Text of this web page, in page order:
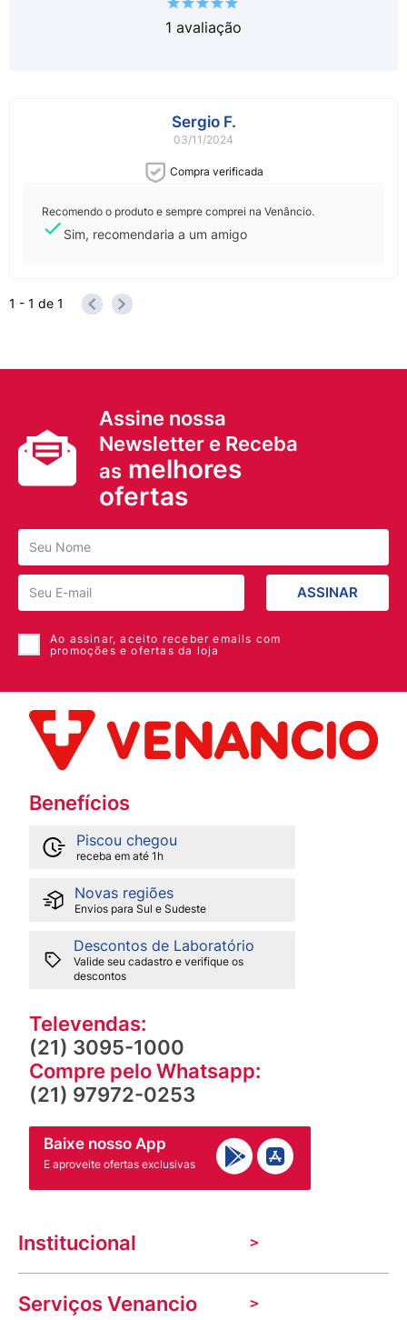
1 avaliação
Sergio F.
03/11/2024
Compra verificada
Recomendo o produto e sempre comprei na Venâncio.
Sim, recomendaria a um amigo
1 - 1 de 1
Assine nossa
Newsletter e Receba
as melhores
ofertas
ASSINAR
Ao assinar, aceito receber emails com
promoções e ofertas da loja
Benefícios
Piscou chegou
receba em até 1h
Novas regiões
Envios para Sul e Sudeste
Descontos de Laboratório
Valide seu cadastro e verifique os
descontos
Televendas:
(21) 3095-1000
Compre pelo Whatsapp:
(21) 97972-0253
Baixe nosso App
E aproveite ofertas exclusivas
Institucional
A Venancio
Trabalhe Conosco
Serviços Venancio